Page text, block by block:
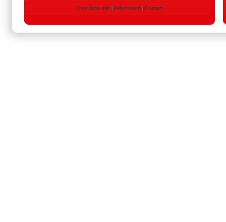
Over deze site Adverteren Contact